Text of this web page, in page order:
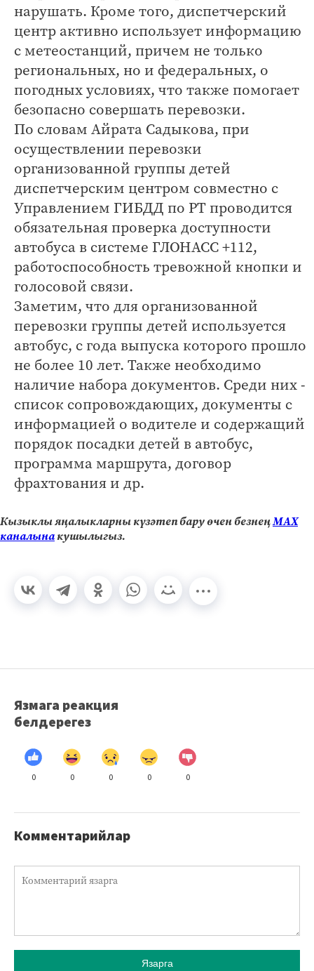
нарушать. Кроме того, диспетчерский
центр активно использует информацию
с метеостанций, причем не только
региональных, но и федеральных, о
погодных условиях, что также помогает
безопасно совершать перевозки.
По словам Айрата Садыкова, при
осуществлении перевозки
организованной группы детей
диспетчерским центром совместно с
Управлением ГИБДД по РТ проводится
обязательная проверка доступности
автобуса в системе ГЛОНАСС +112,
работоспособность тревожной кнопки и
голосовой связи.
Заметим, что для организованной
перевозки группы детей используется
автобус, с года выпуска которого прошло
не более 10 лет. Также необходимо
наличие набора документов. Среди них -
список сопровождающих, документы с
информацией о водителе и содержащий
порядок посадки детей в автобус,
программа маршрута, договор
фрахтования и др.
Кызыклы яңалыкларны күзәтеп бару өчен безнеңМАХ
каналынакушылыгыз.
Язмага реакция
белдерегез
0 0 0 0 0
Комментарийлар
Язарга